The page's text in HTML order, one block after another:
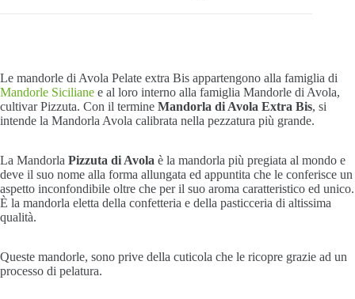
Le mandorle di Avola Pelate extra Bis appartengono alla famiglia di
Mandorle Siciliane e al loro interno alla famiglia Mandorle di Avola,
cultivar Pizzuta. Con il termine Mandorla di Avola Extra Bis, si
intende la Mandorla Avola calibrata nella pezzatura più grande.
La Mandorla Pizzuta di Avola è la mandorla più pregiata al mondo e
deve il suo nome alla forma allungata ed appuntita che le conferisce un
aspetto inconfondibile oltre che per il suo aroma caratteristico ed unico.
È la mandorla eletta della confetteria e della pasticceria di altissima
qualità.
Queste mandorle, sono prive della cuticola che le ricopre grazie ad un
processo di pelatura.